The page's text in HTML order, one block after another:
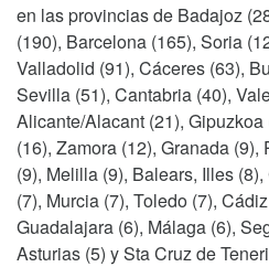
en las provincias de Badajoz
(190), Barcelona (165), Soria
Valladolid (91), Cáceres (63),
Sevilla (51), Cantabria (40),
Alicante/Alacant (21),
(16), Zamora (12), Granada
(9), Melilla (9), Balears, Illes
(7), Murcia (7), Toledo (7),
Guadalajara (6), Málaga (6),
Asturias (5) y Sta Cruz de